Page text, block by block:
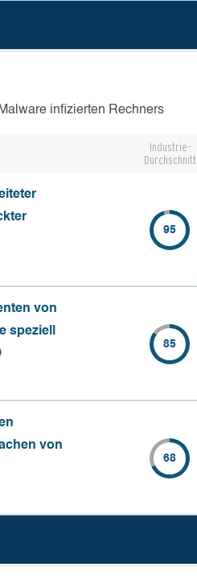
infizierten Rechners
Industrie-
Durchschnitt
95
von
speziell
85
von
68